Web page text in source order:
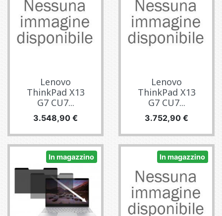
Lenovo
ThinkPad X13
G7 CU7...
Prezzo
3.548,90 €
Lenovo
ThinkPad X13
G7 CU7...
Prezzo
3.752,90 €
In magazzino In magazzino